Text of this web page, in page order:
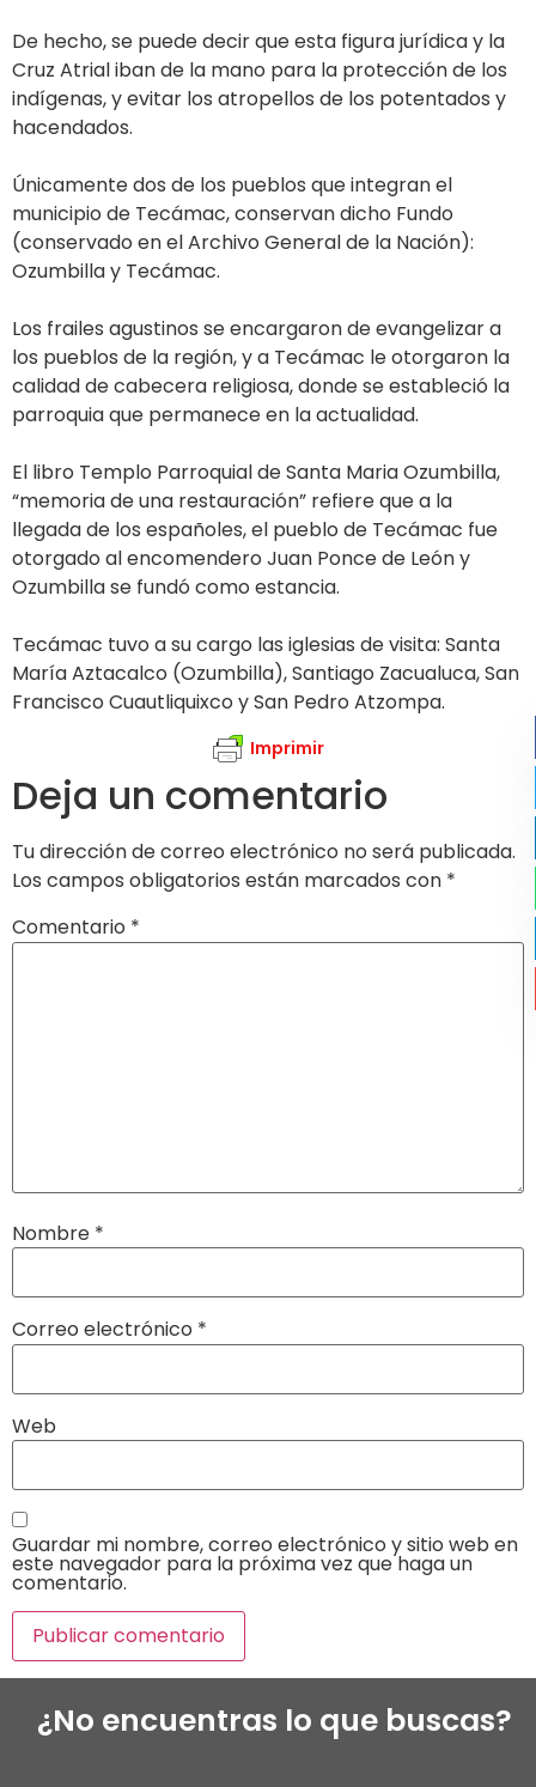
De hecho, se puede decir que esta figura jurídica y la
Cruz Atrial iban de la mano para la protección de los
indígenas, y evitar los atropellos de los potentados y
hacendados.
Únicamente dos de los pueblos que integran el
municipio de Tecámac, conservan dicho Fundo
(conservado en el Archivo General de la Nación):
Ozumbilla y Tecámac.
Los frailes agustinos se encargaron de evangelizar a
los pueblos de la región, y a Tecámac le otorgaron la
calidad de cabecera religiosa, donde se estableció la
parroquia que permanece en la actualidad.
El libro Templo Parroquial de Santa Maria Ozumbilla,
“memoria de una restauración” refiere que a la
llegada de los españoles, el pueblo de Tecámac fue
otorgado al encomendero Juan Ponce de León y
Ozumbilla se fundó como estancia.
Tecámac tuvo a su cargo las iglesias de visita: Santa
María Aztacalco (Ozumbilla), Santiago Zacualuca, San
Francisco Cuautliquixco y San Pedro Atzompa.
Imprimir
Deja un comentario
Tu dirección de correo electrónico no será publicada.
Los campos obligatorios están marcados con *
Comentario *
Nombre *
Correo electrónico *
Web
Guardar mi nombre, correo electrónico y sitio web en
este navegador para la próxima vez que haga un
comentario.
¿No encuentras lo que buscas?